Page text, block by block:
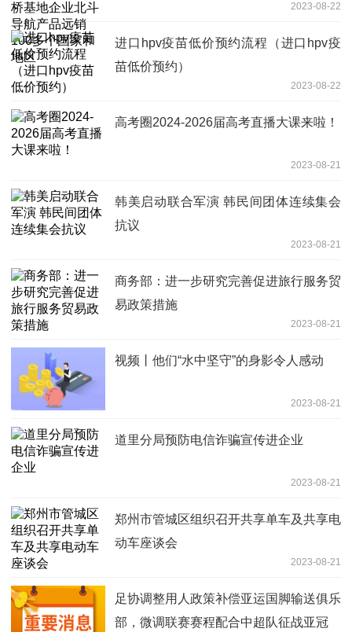
2023-08-22
进口hpv疫苗低价预约流程（进口hpv疫
苗低价预约）
2023-08-22
高考圈2024-2026届高考直播大课来啦！
2023-08-21
韩美启动联合军演 韩民间团体连续集会
抗议
2023-08-21
商务部：进一步研究完善促进旅行服务贸
易政策措施
2023-08-21
视频丨他们“水中坚守”的身影令人感动
2023-08-21
道里分局预防电信诈骗宣传进企业
2023-08-21
郑州市管城区组织召开共享单车及共享电
动车座谈会
2023-08-21
足协调整用人政策补偿亚运国脚输送俱乐
部，微调联赛赛程配合中超队征战亚冠